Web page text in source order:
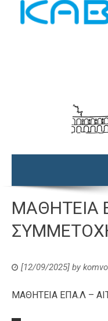
ΜΑΘΗΤΕΙΑ
[12/09/2025] by
ΜΑΘΗΤΕΙΑ ΕΠΑ.Λ –